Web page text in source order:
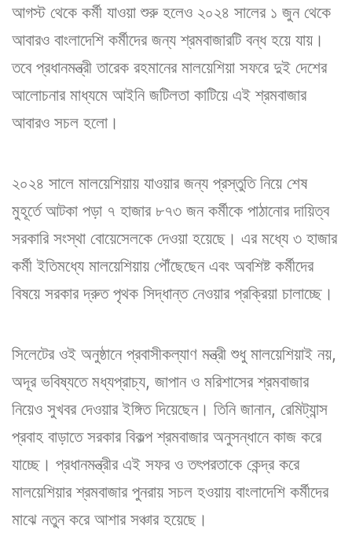
আগস্ট থেকে কর্মী যাওয়া শুরু হলেও ২০২৪ সালের ১ জুন থেকে
আবারও বাংলাদেশি কর্মীদের জন্য শ্রমবাজারটি বন্ধ হয়ে যায়।
তবে প্রধানমন্ত্রী তারেক রহমানের মালয়েশিয়া সফরে দুই দেশের
আলোচনার মাধ্যমে আইনি জটিলতা কাটিয়ে এই শ্রমবাজার
আবারও সচল হলো।
২০২৪ সালে মালয়েশিয়ায় যাওয়ার জন্য প্রস্তুতি নিয়ে শেষ
মুহূর্তে আটকা পড়া ৭ হাজার ৮৭৩ জন কর্মীকে পাঠানোর দায়িত্ব
সরকারি সংস্থা বোয়েসেলকে দেওয়া হয়েছে। এর মধ্যে ৩ হাজার
কর্মী ইতিমধ্যে মালয়েশিয়ায় পৌঁছেছেন এবং অবশিষ্ট কর্মীদের
বিষয়ে সরকার দ্রুত পৃথক সিদ্ধান্ত নেওয়ার প্রক্রিয়া চালাচ্ছে।
সিলেটের ওই অনুষ্ঠানে প্রবাসীকল্যাণ মন্ত্রী শুধু মালয়েশিয়াই নয়,
অদূর ভবিষ্যতে মধ্যপ্রাচ্য, জাপান ও মরিশাসের শ্রমবাজার
নিয়েও সুখবর দেওয়ার ইঙ্গিত দিয়েছেন। তিনি জানান, রেমিট্যান্স
প্রবাহ বাড়াতে সরকার বিকল্প শ্রমবাজার অনুসন্ধানে কাজ করে
যাচ্ছে। প্রধানমন্ত্রীর এই সফর ও তৎপরতাকে কেন্দ্র করে
মালয়েশিয়ার শ্রমবাজার পুনরায় সচল হওয়ায় বাংলাদেশি কর্মীদের
মাঝে নতুন করে আশার সঞ্চার হয়েছে।